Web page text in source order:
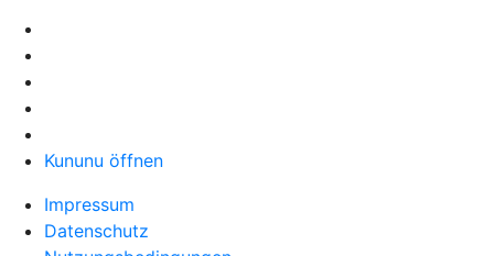
Kununu öffnen
Impressum
Datenschutz